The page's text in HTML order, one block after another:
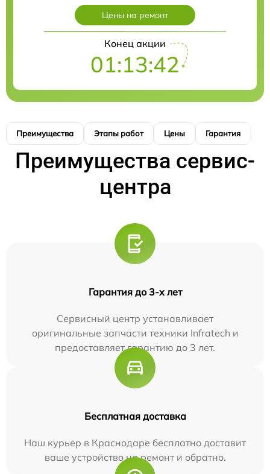
Цены на ремонт
Конец акции
01:13:41
Преимущества Этапы работ Цены Гарантия
Преимущества сервис-
центра
Гарантия до 3-х лет
Сервисный центр устанавливает
оригинальные запчасти техники Infratech и
предоставляет гарантию до 3 лет.
Бесплатная доставка
Наш курьер в Краснодаре бесплатно доставит
ваше устройство на ремонт и обратно.